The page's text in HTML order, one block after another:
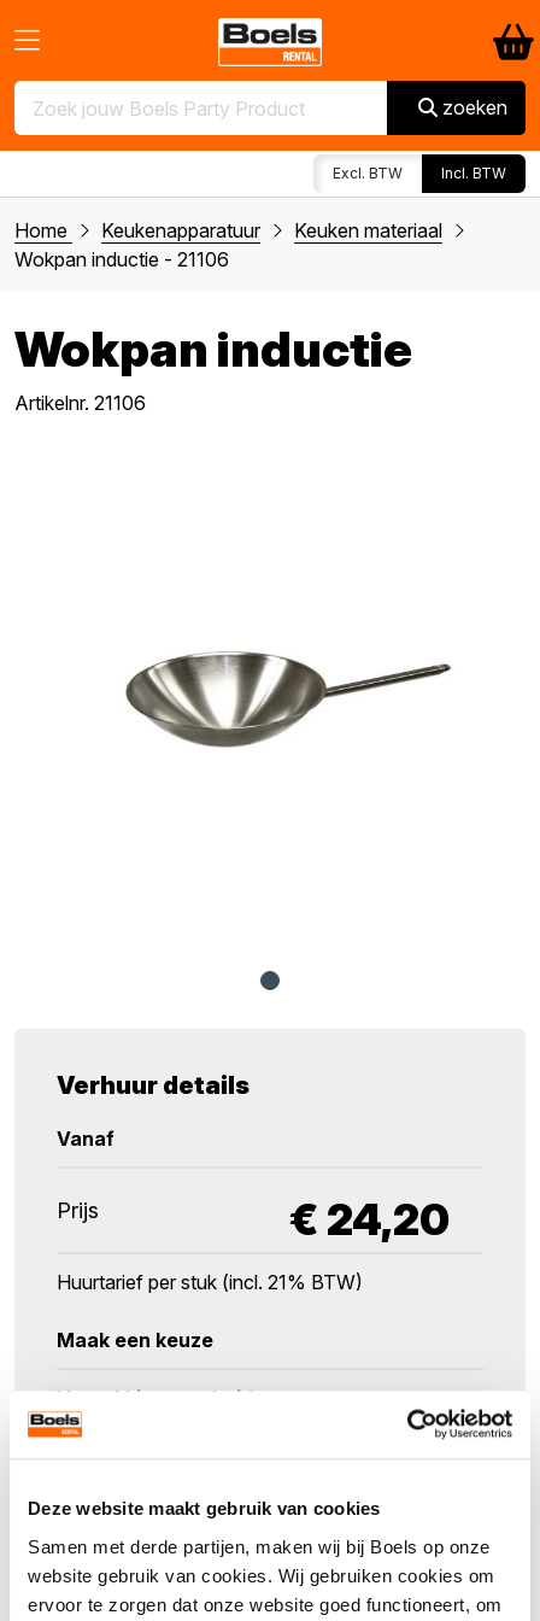
Deze website maakt gebruik van cookies
Samen met derde partijen, maken wij bij Boels op onze
website gebruik van cookies. Wij gebruiken cookies om
ervoor te zorgen dat onze website goed functioneert, om
zoeken
Excl. BTW Incl. BTW
Home Keukenapparatuur
Keuken materiaal
Wokpan inductie - 21106
Wokpan inductie
Artikelnr. 21106
Verhuur details
Vanaf
Prijs € 24,20
Huurtarief per stuk (incl. 21% BTW)
Maak een keuze
Verpakkingseenheid
1
Aantal